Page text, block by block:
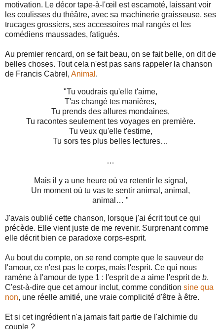
motivation. Le décor tape-à-l'œil est escamoté, laissant voir
les coulisses du théâtre, avec sa machinerie graisseuse, ses
trucages grossiers, ses accessoires mal rangés et les
comédiens maussades, fatigués.
Au premier rencard, on se fait beau, on se fait belle, on dit de
belles choses. Tout cela n'est pas sans rappeler la chanson
de Francis Cabrel, Animal .
"Tu voudrais qu'elle t'aime,
T'as changé tes manières,
Tu prends des allures mondaines,
Tu racontes seulement tes voyages en première.
Tu veux qu'elle t'estime,
Tu sors tes plus belles lectures…
…
Mais il y a une heure où va retentir le signal,
Un moment où tu vas te sentir animal, animal,
animal… "
J'avais oublié cette chanson, lorsque j'ai écrit tout ce qui
précède. Elle vient juste de me revenir. Surprenant comme
elle décrit bien ce paradoxe corps-esprit.
Au bout du compte, on se rend compte que le sauveur de
l'amour, ce n'est pas le corps, mais l'esprit. Ce qui nous
ramène à l'amour de type 1 : l'esprit de a aime l'esprit de b.
C'est-à-dire que cet amour inclut, comme condition sine qua
non, une réelle amitié, une vraie complicité d'être à être.
Et si cet ingrédient n'a jamais fait partie de l'alchimie du
couple ?